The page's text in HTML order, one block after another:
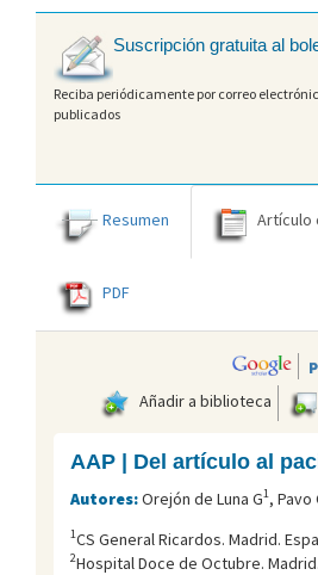
Suscripción gratuita al
Reciba periódicamente por correo
publicados
Resumen Artículo
PDF
Añadir a biblioteca
AAP | Del artículo al
Autores:Orejón de Luna G1, Pavo
1CS General Ricardos. Madrid.
2Hospital Doce de Octubre.